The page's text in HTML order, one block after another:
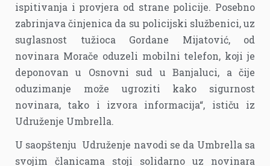
ispitivanja i provjera od strane policije. Posebno
zabrinjava činjenica da su policijski službenici, uz
suglasnost tužioca Gordane Mijatović, od
novinara Morače oduzeli mobilni telefon, koji je
deponovan u Osnovni sud u Banjaluci, a čije
oduzimanje može ugroziti kako sigurnost
novinara, tako i izvora informacija“, ističu iz
Udruženje Umbrella.
U saopštenju Udruženje navodi se da Umbrella sa
svojim članicama stoji solidarno uz novinara